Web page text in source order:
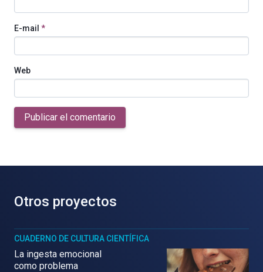
E-mail *
Web
Publicar el comentario
Otros proyectos
CUADERNO DE CULTURA CIENTÍFICA
La ingesta emocional
como problema